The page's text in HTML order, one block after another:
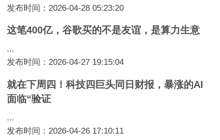
发布时间：2026-04-28 05:23:20
这笔400亿，谷歌买的不是友谊，是算力生意
...
发布时间：2026-04-27 19:15:04
就在下周四！科技四巨头同日财报，暴涨的AI
面临“验证
...
发布时间：2026-04-26 17:10:11